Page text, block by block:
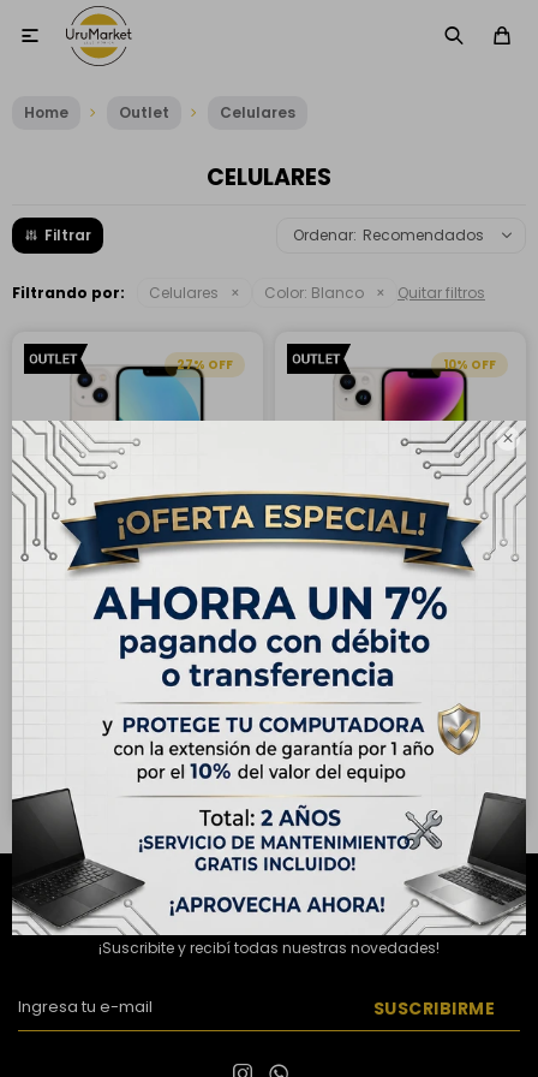


Home Outlet Celulares
CELULARES
Recomendados
Filtrando por: Celulares Color: Blanco Quitar filtros
27
ENVÍO GRATIS
OUTLET - Apple iPhone 13
128GB - Blanco Estelar
420,00
USD 580,00
Hasta en 12 cuotas de
USD 35.00
10
ENVÍO GRATIS
OUTLET - Apple iPhone 14
128GB - Blanco Estelar
USD465,00
USD 520,00
Hasta en 12 cuotas de
USD 38.75
NEWSLETTER
¡Suscribite y recibí todas nuestras novedades!
SUSCRIBIRME